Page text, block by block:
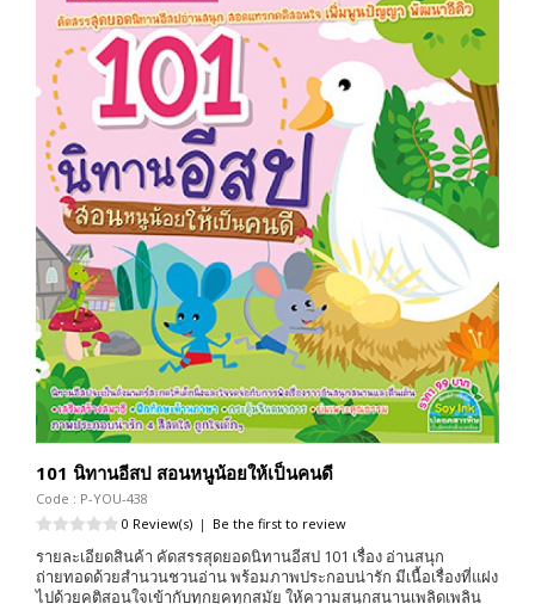
101 นิทานอีสป สอนหนูน้อยให้เป็นคนดี
Code : P-YOU-438
0 Review(s) | Be the first to review
รายละเอียดสินค้า คัดสรรสุดยอดนิทานอีสป 101 เรื่อง อ่านสนุก
ถ่ายทอดด้วยสำนวนชวนอ่าน พร้อมภาพประกอบน่ารัก มีเนื้อเรื่องที่แฝง
ไปด้วยคติสอนใจเข้ากับทุกยุคทุกสมัย ให้ความสนุกสนานเพลิดเพลิน